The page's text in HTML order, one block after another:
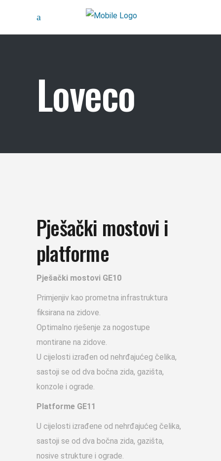
Loveco
Pješački mostovi i
platforme
Pješački mostovi GE10
Primjenjiv kao prometna infrastruktura
fiksirana na zidove.
Optimalno rješenje za nogostupe
montirane na zidove.
U cijelosti izrađen od nehrđajućeg čelika,
sastoji se od dva bočna zida, gazišta,
konzole i ograde.
Platforme GE11
U cijelosti izrađene od nehrđajućeg čelika,
sastoji se od dva bočna zida, gazišta,
nosive strukture i ograde.